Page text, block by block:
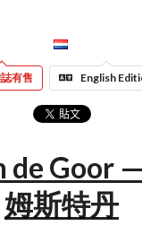
有售 English
de Goor
姆斯特丹